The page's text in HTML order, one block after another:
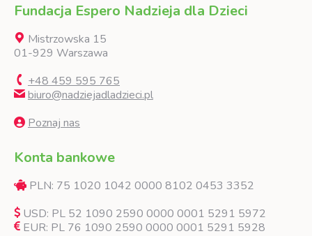
Fundacja Espero Nadzieja dla Dzieci
Mistrzowska 15
01-929 Warszawa
+48 459 595 765
biuro@nadziejadladzieci.pl
Poznaj nas
Konta bankowe
PLN: 75 1020 1042 0000 8102 0453 3352
USD: PL 52 1090 2590 0000 0001 5291 5972
EUR: PL 76 1090 2590 0000 0001 5291 5928